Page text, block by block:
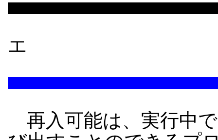
エ
再入可能は、実行中